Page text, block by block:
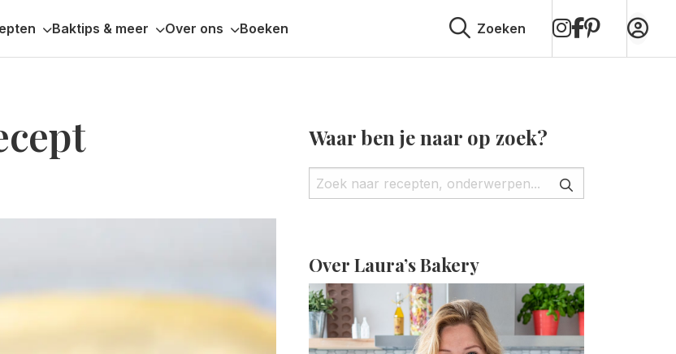
Baktips & meer Over ons Boeken Zoeken
op
Instagram
op
Facebook
op
Pinterest
Waar ben je naar op zoek?
Over Laura’s Bakery